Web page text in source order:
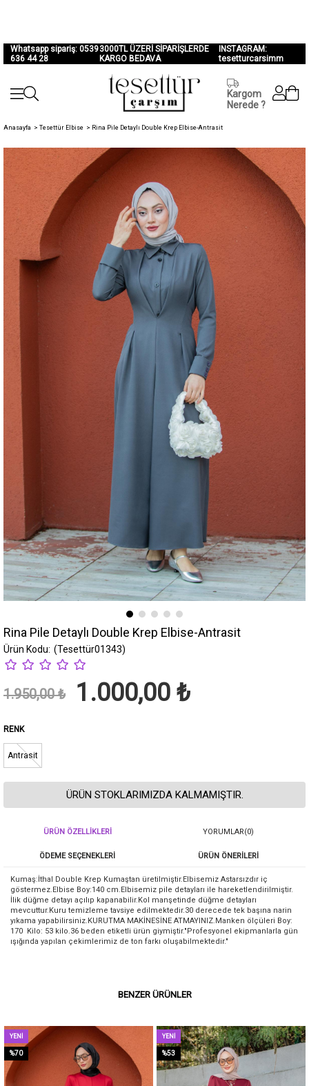
Whatsapp sipariş: 0539
636 44 28
3000TL ÜZERİ SİPARİŞLERDE
KARGO BEDAVA
INSTAGRAM:
tesetturcarsimm
Kargom
Nerede ?
Anasayfa > Tesettür Elbise > Rina Pile Detaylı Double Krep Elbise-Antrasit
Rina Pile Detaylı Double Krep Elbise-Antrasit
(Tesettür01343)
1.950,00 ₺ 1.000,00 ₺
RENK
Antrasit
ÜRÜN STOKLARIMIZDA KALMAMIŞTIR.
ÜRÜN ÖZELLIKLERI YORUMLAR(0)
ÖDEME SEÇENEKLERI ÜRÜN ÖNERILERI
Kumaş:İthal Double Krep Kumaştan üretilmiştir.Elbisemiz Astarsızdır iç
göstermez.Elbise Boy:140 cm.Elbisemiz pile detayları ile hareketlendirilmiştir.
İlik düğme detayı açılıp kapanabilir.Kol manşetinde düğme detayları
mevcuttur.Kuru temizleme tavsiye edilmektedir.30 derecede tek başına narin
yıkama yapabilirsiniz.KURUTMA MAKİNESİNE ATMAYINIZ.Manken ölçüleri Boy:
170 Kilo: 53 kilo.36 beden etiketli ürün giymiştir."Profesyonel ekipmanlarla gün
ışığında yapılan çekimlerimiz de ton farkı oluşabilmektedir."
BENZER ÜRÜNLER
%70
YENI
ÜRÜN
%53
YENI
ÜRÜN